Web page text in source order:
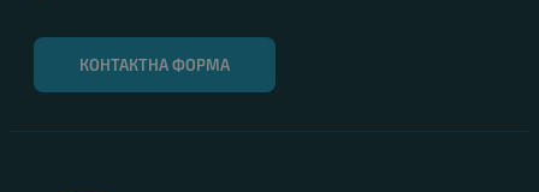
КОНТАКТНА ФОРМА